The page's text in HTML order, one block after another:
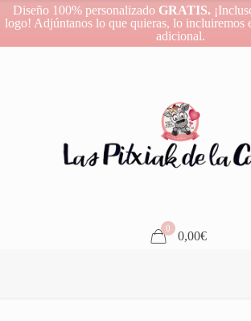
Diseño 100% personalizado GRATIS.
logo! Adjúntanos lo que quieras, lo incluiremos
adicional.
0
0,00€